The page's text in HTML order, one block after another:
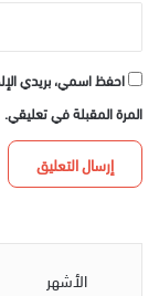
احفظ اسمي، بريدي
المرة المقبلة في تعليقي.
الأشهر